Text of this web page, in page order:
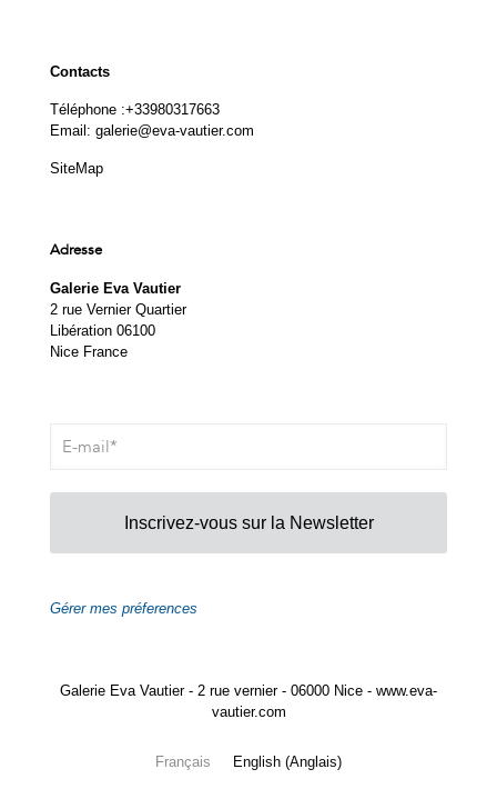
Contacts
Téléphone :+33980317663
Email: galerie@eva-vautier.com
SiteMap
Adresse
Galerie Eva Vautier
2 rue Vernier Quartier
Libération 06100
Nice France
Inscrivez-vous sur la Newsletter
Gérer mes préferences
Galerie Eva Vautier - 2 rue vernier - 06000 Nice - www.eva-
vautier.com
Français English (Anglais)